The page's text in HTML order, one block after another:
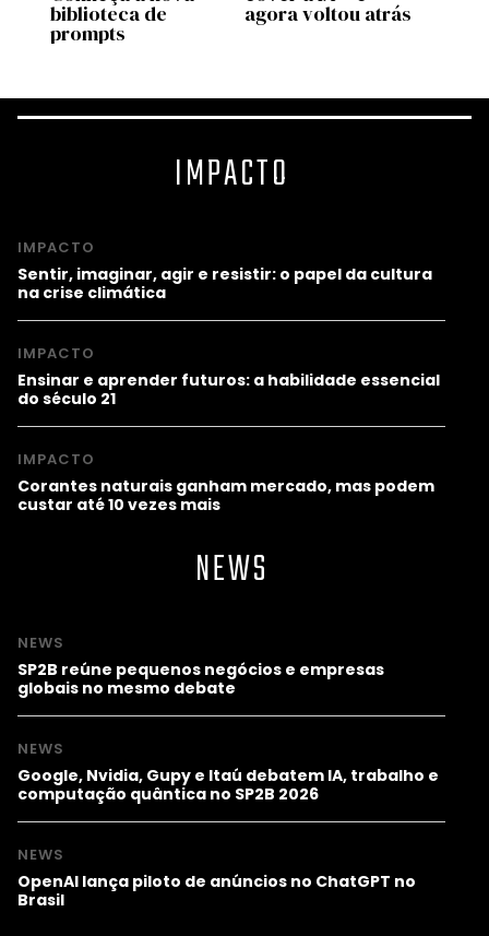
biblioteca de
prompts
agora voltou atrás
IMPACTO
IMPACTO
Sentir, imaginar, agir e resistir: o papel da cultura
na crise climática
IMPACTO
Ensinar e aprender futuros: a habilidade essencial
do século 21
IMPACTO
Corantes naturais ganham mercado, mas podem
custar até 10 vezes mais
NEWS
NEWS
SP2B reúne pequenos negócios e empresas
globais no mesmo debate
NEWS
Google, Nvidia, Gupy e Itaú debatem IA, trabalho e
computação quântica no SP2B 2026
NEWS
OpenAI lança piloto de anúncios no ChatGPT no
Brasil